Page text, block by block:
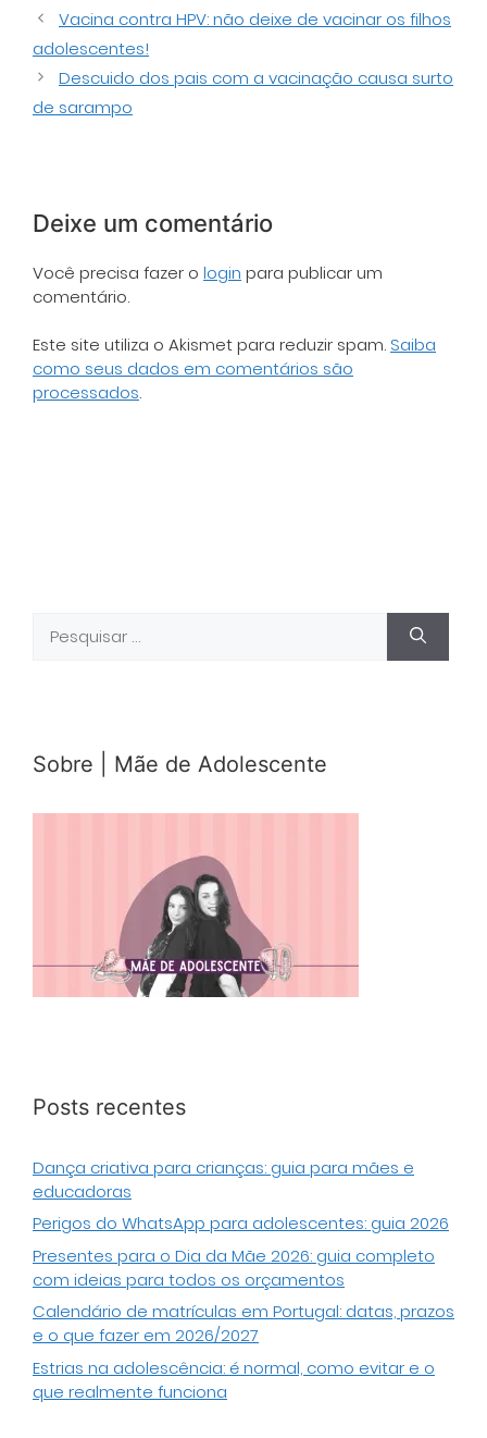
Vacina contra HPV: não deixe de vacinar os filhos
adolescentes!
Descuido dos pais com a vacinação causa surto
de sarampo
Deixe um comentário
Você precisa fazer o login para publicar um
comentário.
Este site utiliza o Akismet para reduzir spam. Saiba
como seus dados em comentários são
processados.
por:
Sobre | Mãe de Adolescente
Posts recentes
Dança criativa para crianças: guia para mães e
educadoras
Perigos do WhatsApp para adolescentes: guia 2026
Presentes para o Dia da Mãe 2026: guia completo
com ideias para todos os orçamentos
Calendário de matrículas em Portugal: datas, prazos
e o que fazer em 2026/2027
Estrias na adolescência: é normal, como evitar e o
que realmente funciona